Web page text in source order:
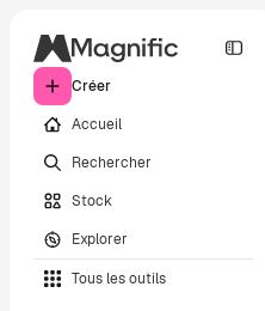
Créer
Accueil
Rechercher
Stock
Explorer
Tous les outils